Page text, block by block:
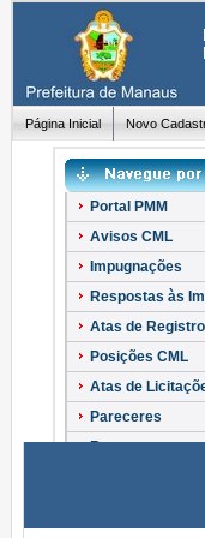
Página Inicial Novo
Portal PMM
Avisos CML
Impugnações
Respostas às
Atas de
Posições CML
Atas de
Pareceres
Recursos